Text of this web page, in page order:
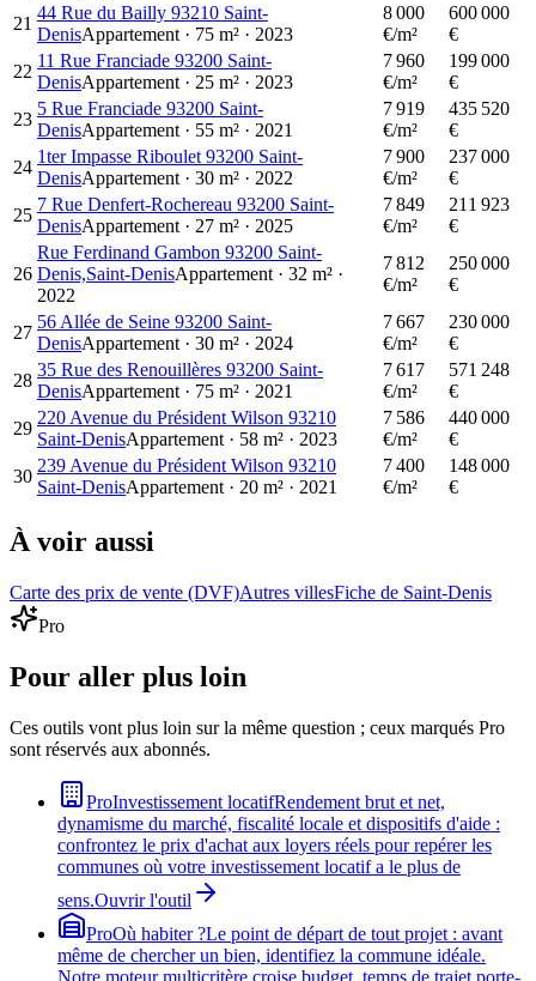
21
44 Rue du Bailly 93210 Saint-
DenisAppartement · 75 m² · 2023
8 000
€/m²
600 000
€
22
11 Rue Franciade 93200 Saint-
DenisAppartement · 25 m² · 2023
7 960
€/m²
199 000
€
23
5 Rue Franciade 93200 Saint-
DenisAppartement · 55 m² · 2021
7 919
€/m²
435 520
€
24
1ter Impasse Riboulet 93200 Saint-
DenisAppartement · 30 m² · 2022
7 900
€/m²
237 000
€
25
7 Rue Denfert-Rochereau 93200 Saint-
DenisAppartement · 27 m² · 2025
7 849
€/m²
211 923
€
26
Rue Ferdinand Gambon 93200 Saint-
Denis,Saint-DenisAppartement · 32 m² ·
2022
7 812
€/m²
250 000
€
27
56 Allée de Seine 93200 Saint-
DenisAppartement · 30 m² · 2024
7 667
€/m²
230 000
€
28
35 Rue des Renouillères 93200 Saint-
DenisAppartement · 75 m² · 2021
7 617
€/m²
571 248
€
29
220 Avenue du Président Wilson 93210
Saint-DenisAppartement · 58 m² · 2023
7 586
€/m²
440 000
€
30
239 Avenue du Président Wilson 93210
Saint-DenisAppartement · 20 m² · 2021
7 400
€/m²
148 000
€
À voir aussi
Carte des prix de vente (DVF)Autres villesFiche de Saint-Denis
Pro
Pour aller plus loin
Ces outils vont plus loin sur la même question ; ceux marqués Pro
sont réservés aux abonnés.
ProInvestissement locatifRendement brut et net,
dynamisme du marché, fiscalité locale et dispositifs d'aide :
confrontez le prix d'achat aux loyers réels pour repérer les
communes où votre investissement locatif a le plus de
sens.Ouvrir l'outil
ProOù habiter ?Le point de départ de tout projet : avant
même de chercher un bien, identifiez la commune idéale.
Notre moteur multicritère croise budget, temps de trajet porte-